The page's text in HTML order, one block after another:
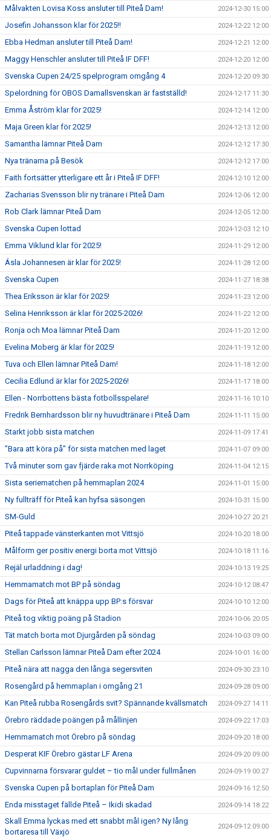
Målvakten Lovisa Koss ansluter till Piteå Dam! 2024-12-30 15:00
Josefin Johansson klar för 2025!! 2024-12-22 12:00
Ebba Hedman ansluter till Piteå Dam! 2024-12-21 12:00
Maggy Henschler ansluter till Piteå IF DFF! 2024-12-20 12:00
Svenska Cupen 24/25 spelprogram omgång 4 2024-12-20 09:30
Spelordning för OBOS Damallsvenskan är fastställd! 2024-12-17 11:30
Emma Åström klar för 2025! 2024-12-14 12:00
Maja Green klar för 2025! 2024-12-13 12:00
Samantha lämnar Piteå Dam 2024-12-12 17:30
Nya tränarna på Besök 2024-12-12 17:00
Faith fortsätter ytterligare ett år i Piteå IF DFF! 2024-12-10 12:00
Zacharias Svensson blir ny tränare i Piteå Dam 2024-12-06 12:00
Rob Clark lämnar Piteå Dam 2024-12-05 12:00
Svenska Cupen lottad 2024-12-03 12:10
Emma Viklund klar för 2025! 2024-11-29 12:00
Ásla Johannesen är klar för 2025! 2024-11-28 12:00
Svenska Cupen 2024-11-27 18:38
Thea Eriksson är klar för 2025! 2024-11-23 12:00
Selina Henriksson är klar för 2025-2026! 2024-11-22 12:00
Ronja och Moa lämnar Piteå Dam 2024-11-20 12:00
Evelina Moberg är klar för 2025! 2024-11-19 12:00
Tuva och Ellen lämnar Piteå Dam! 2024-11-18 12:00
Cecilia Edlund är klar för 2025-2026! 2024-11-17 18:00
Ellen - Norrbottens bästa fotbollsspelare! 2024-11-16 10:10
Fredrik Bernhardsson blir ny huvudtränare i Piteå Dam 2024-11-11 15:00
Starkt jobb sista matchen 2024-11-09 17:41
”Bara att köra på” för sista matchen med laget 2024-11-07 09:00
Två minuter som gav fjärde raka mot Norrköping 2024-11-04 12:15
Sista seriematchen på hemmaplan 2024 2024-11-01 15:00
Ny fullträff för Piteå kan hyfsa säsongen 2024-10-31 15:00
SM-Guld 2024-10-27 20:21
Piteå tappade vänsterkanten mot Vittsjö 2024-10-20 18:00
Målform ger positiv energi borta mot Vittsjö 2024-10-18 11:16
Rejäl urladdning i dag! 2024-10-13 19:25
Hemmamatch mot BP på söndag 2024-10-12 08:47
Dags för Piteå att knäppa upp BP:s försvar 2024-10-10 12:00
Piteå tog viktig poäng på Stadion 2024-10-06 20:05
Tät match borta mot Djurgården på söndag 2024-10-03 09:00
Stellan Carlsson lämnar Piteå Dam efter 2024 2024-10-01 16:00
Piteå nära att nagga den långa segersviten 2024-09-30 23:10
Rosengård på hemmaplan i omgång 21 2024-09-28 09:00
Kan Piteå rubba Rosengårds svit? Spännande kvällsmatch 2024-09-27 14:11
Örebro räddade poängen på mållinjen 2024-09-22 17:03
Hemmamatch mot Örebro på söndag 2024-09-20 18:00
Desperat KIF Örebro gästar LF Arena 2024-09-20 09:00
Cupvinnarna försvarar guldet – tio mål under fullmånen 2024-09-19 00:27
Svenska Cupen på bortaplan för Piteå Dam 2024-09-16 12:50
Enda misstaget fällde Piteå – Ikidi skadad 2024-09-14 18:22
Skall Emma lyckas med ett snabbt mål igen? Ny lång
bortaresa till Växjö
2024-09-12 09:00